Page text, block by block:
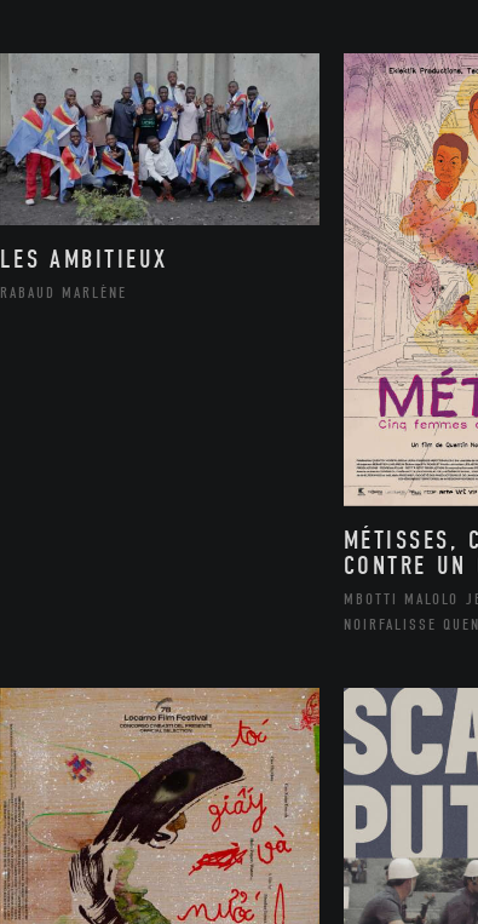
LES AMBITIEUX
RABAUD MARLÈNE
MÉTISSES,
CONTRE UN
MBOTTI MALOLO
NOIRFALISSE